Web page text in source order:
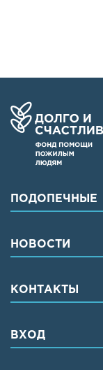
ПОДОПЕЧНЫЕ
НОВОСТИ
КОНТАКТЫ
ВХОД